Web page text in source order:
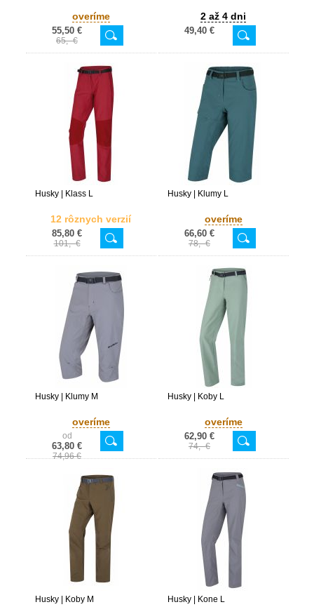
overíme
55,50 €
65,- €
2 až 4 dni
49,40 €
Husky | Klass L
12 rôznych verzií
85,80 €
101,- €
Husky | Klumy L
overíme
66,60 €
78,- €
Husky | Klumy M
overíme
od
63,80 €
74,96 €
Husky | Koby L
overíme
62,90 €
74,- €
Husky | Koby M Husky | Kone L